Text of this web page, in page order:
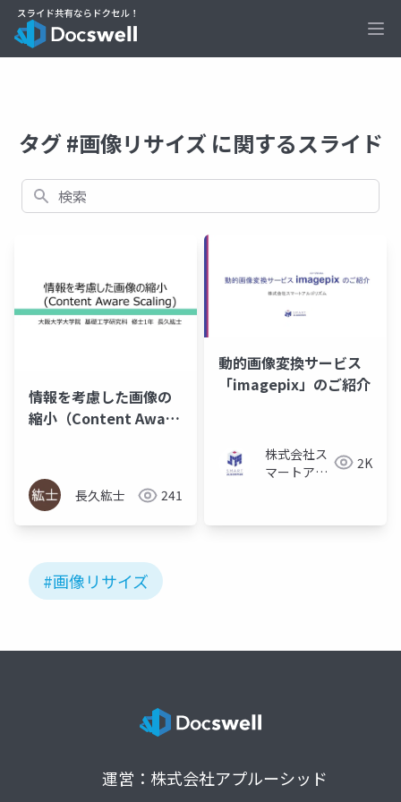
タグ #画像リサイズ に関するスライド
検索
情報を考慮した画像の
縮小（Content Aware
長久紘士 241
動的画像変換サービス
「imagepix」のご紹介
株式会社ス
マートアル
2K
#画像リサイズ
運営：株式会社アプルーシッド